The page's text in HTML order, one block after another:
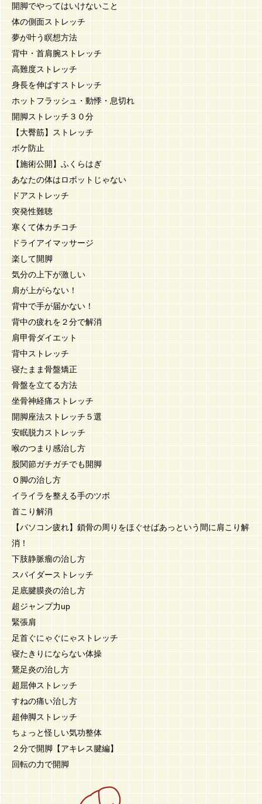
開脚でやってはいけないこと
体の側面ストレッチ
夢が叶う瞑想方法
背中・首肩腕ストレッチ
高難度ストレッチ
身長を伸ばすストレッチ
ホットフラッシュ・動悸・息切れ
開脚ストレッチ３０分
【大臀筋】ストレッチ
ボケ防止
【施術公開】ふくらはぎ
あなたの体はロボットじゃない
ドアストレッチ
突発性難聴
寒くて体カチコチ
ドライアイマッサージ
楽して開脚
気分の上下が激しい
肩が上がらない！
背中で手が届かない！
背中の疲れを２分で解消
肩甲骨ダイエット
背中ストレッチ
寝たまま骨盤矯正
骨盤を立てる方法
坐骨神経痛ストレッチ
開脚座法ストレッチ５選
安眠脱力ストレッチ
喉のつまり感治し方
股関節ガチガチでも開脚
Ｏ脚の治し方
イライラを整える手のツボ
首こり解消
【パソコン疲れ】鎖骨の周りをほぐせばあっという間に肩こり解
消！
下肢静脈瘤の治し方
スパイダーストレッチ
足底腱膜炎の治し方
超ジャンプ力up
緊張肩
足首ぐにゃぐにゃストレッチ
寝たきりにならない体操
鵞足炎の治し方
超屈伸ストレッチ
すねの痛い治し方
超伸脚ストレッチ
ちょっと怪しい気功整体
２分で開脚【アキレス腱編】
回転の力で開脚